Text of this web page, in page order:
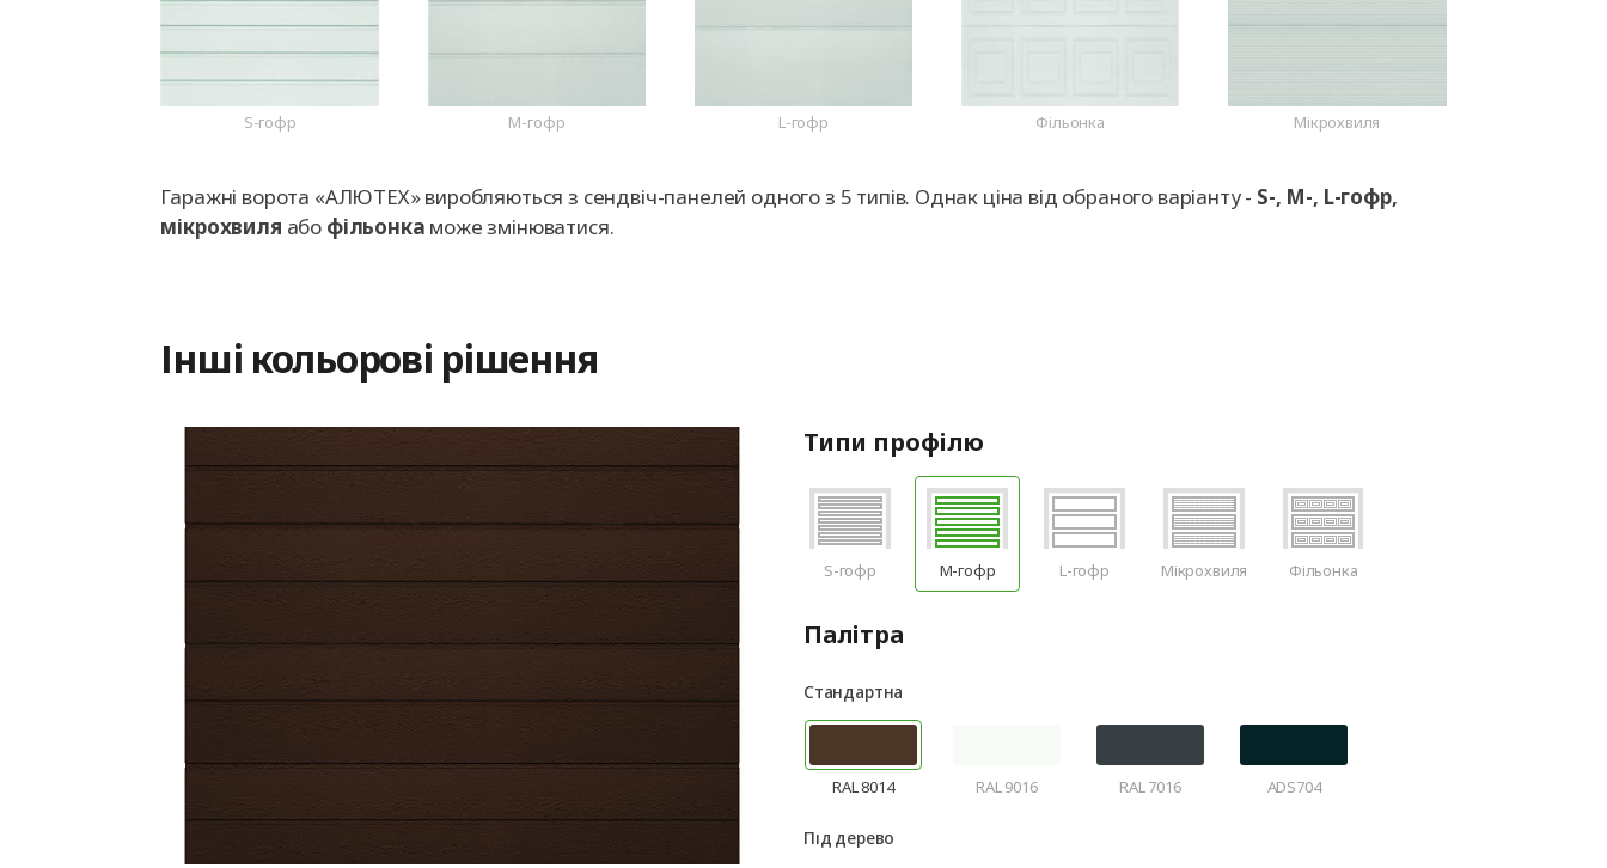
S-гофр M-гофр L-гофр Фільонка Мікрохвиля
Гаражні ворота «АЛЮТЕХ» виробляються з сендвіч-панелей одного з 5 типів. Однак ціна від обраного варіанту - S-, M-, L-гофр,
мікрохвиля або фільонка може змінюватися.
Інші кольорові рішення
Типи профілю
S-гофр M-гофр L-гофр Мікрохвиля Фільонка
Палітра
Стандартна
RAL 8014 RAL 9016 RAL 7016 ADS704
Під дерево